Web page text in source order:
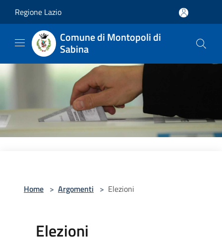
Regione Lazio
Comune di Montopoli di
Sabina
Home > Argomenti > Elezioni
Elezioni